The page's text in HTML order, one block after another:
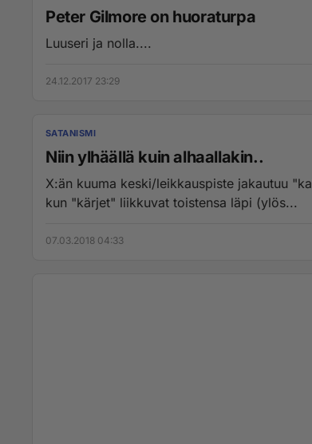
Peter Gilmore on huoraturpa
Luuseri ja nolla....
24.12.2017 23:29
SATANISMI
Niin ylhäällä kuin alhaallakin..
X:än kuuma keski/leikkauspiste jakautuu
kun "kärjet" liikkuvat toistensa läpi (ylös...
07.03.2018 04:33